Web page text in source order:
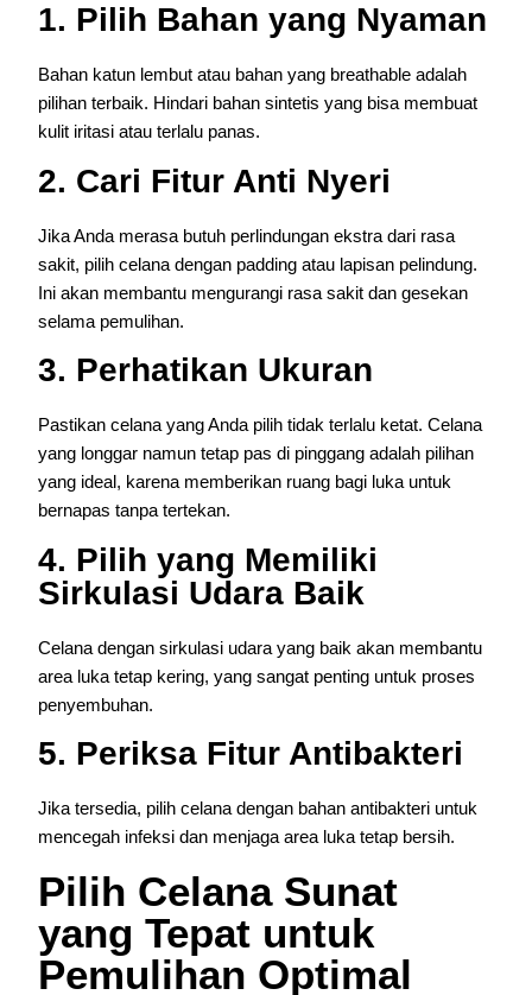
1. Pilih Bahan yang Nyaman
Bahan katun lembut atau bahan yang breathable adalah
pilihan terbaik. Hindari bahan sintetis yang bisa membuat
kulit iritasi atau terlalu panas.
2. Cari Fitur Anti Nyeri
Jika Anda merasa butuh perlindungan ekstra dari rasa
sakit, pilih celana dengan padding atau lapisan pelindung.
Ini akan membantu mengurangi rasa sakit dan gesekan
selama pemulihan.
3. Perhatikan Ukuran
Pastikan celana yang Anda pilih tidak terlalu ketat. Celana
yang longgar namun tetap pas di pinggang adalah pilihan
yang ideal, karena memberikan ruang bagi luka untuk
bernapas tanpa tertekan.
4. Pilih yang Memiliki
Sirkulasi Udara Baik
Celana dengan sirkulasi udara yang baik akan membantu
area luka tetap kering, yang sangat penting untuk proses
penyembuhan.
5. Periksa Fitur Antibakteri
Jika tersedia, pilih celana dengan bahan antibakteri untuk
mencegah infeksi dan menjaga area luka tetap bersih.
Pilih Celana Sunat
yang Tepat untuk
Pemulihan Optimal